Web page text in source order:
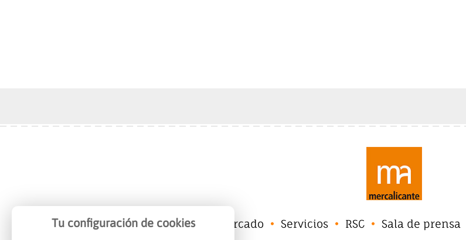
Mercalicante Empresas Mercado Servicios RSC Sala de prensa
Tu configuración de cookies